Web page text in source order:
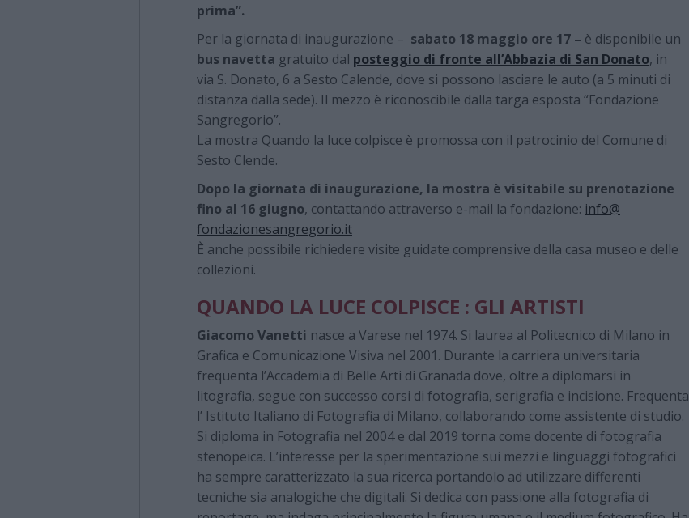
prima”.
Per la giornata di inaugurazione – sabato 18 maggio ore 17 – è disponibile un
bus navetta gratuito dal posteggio di fronte all’Abbazia di San Donato, in
via S. Donato, 6 a Sesto Calende, dove si possono lasciare le auto (a 5 minuti di
distanza dalla sede). Il mezzo è riconoscibile dalla targa esposta “Fondazione
Sangregorio”.
La mostra Quando la luce colpisce è promossa con il patrocinio del Comune di
Sesto Clende.
Dopo la giornata di inaugurazione, la mostra è visitabile su prenotazione
fino al 16 giugno, contattando attraverso e-mail la fondazione: info@
fondazionesangregorio.it
È anche possibile richiedere visite guidate comprensive della casa museo e delle
collezioni.
QUANDO LA LUCE COLPISCE : GLI ARTISTI
Giacomo Vanetti nasce a Varese nel 1974. Si laurea al Politecnico di Milano in
Grafica e Comunicazione Visiva nel 2001. Durante la carriera universitaria
frequenta l’Accademia di Belle Arti di Granada dove, oltre a diplomarsi in
litografia, segue con successo corsi di fotografia, serigrafia e incisione. Frequenta
l’ Istituto Italiano di Fotografia di Milano, collaborando come assistente di studio.
Si diploma in Fotografia nel 2004 e dal 2019 torna come docente di fotografia
stenopeica. L’interesse per la sperimentazione sui mezzi e linguaggi fotografici
ha sempre caratterizzato la sua ricerca portandolo ad utilizzare differenti
tecniche sia analogiche che digitali. Si dedica con passione alla fotografia di